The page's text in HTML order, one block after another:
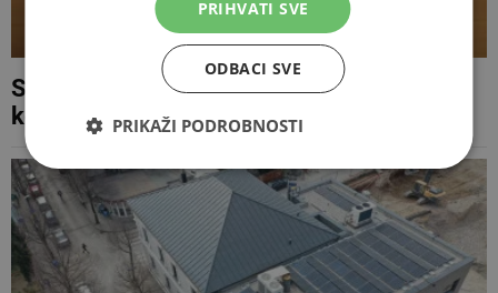
Stranke do 5. kolovoza trebaju predati
kompenzacijske liste za Opće izbore
PRIHVATI SVE
ODBACI SVE
PRIKAŽI PODROBNOSTI